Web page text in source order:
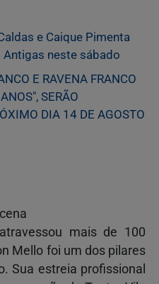
e Caique Pimenta
neste sábado
E RAVENA FRANCO
SERÃO
DIA 14 DE AGOSTO
mais de 100
Mello foi um dos pilares
Sua estreia profissional